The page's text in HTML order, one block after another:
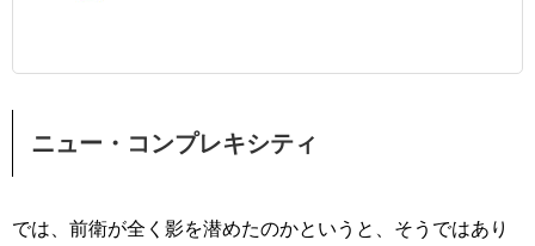
ニュー・コンプレキシティ
では、前衛が全く影を潜めたのかというと、そうではあり